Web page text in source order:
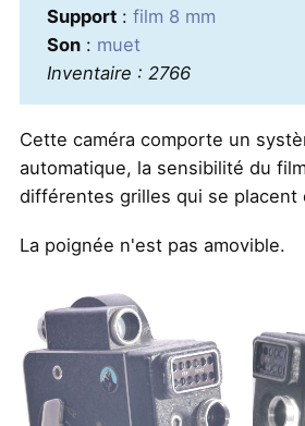
Support: film 8 mm
Son: muet
Inventaire : 2766
Cette caméra comporte un
automatique, la sensibilité du
différentes grilles qui se placent
La poignée n'est pas amovible.